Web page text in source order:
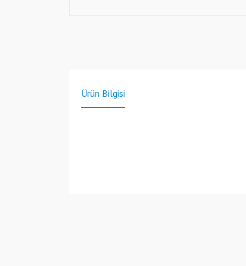
Ürün Bilgisi